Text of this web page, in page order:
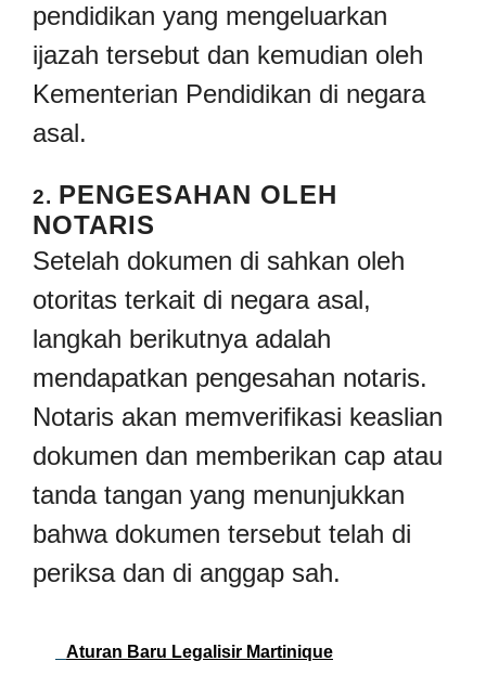
pendidikan yang mengeluarkan
ijazah tersebut dan kemudian oleh
Kementerian Pendidikan di negara
asal.
2. PENGESAHAN OLEH
NOTARIS
Setelah dokumen di sahkan oleh
otoritas terkait di negara asal,
langkah berikutnya adalah
mendapatkan pengesahan notaris.
Notaris akan memverifikasi keaslian
dokumen dan memberikan cap atau
tanda tangan yang menunjukkan
bahwa dokumen tersebut telah di
periksa dan di anggap sah.
Aturan Baru Legalisir Martinique